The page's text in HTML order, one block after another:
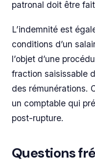
patronal doit être
L’indemnité est
conditions d’un
l’objet d’une
fraction saisissable
des rémunérations.
un comptable qui
post-rupture.
Questions